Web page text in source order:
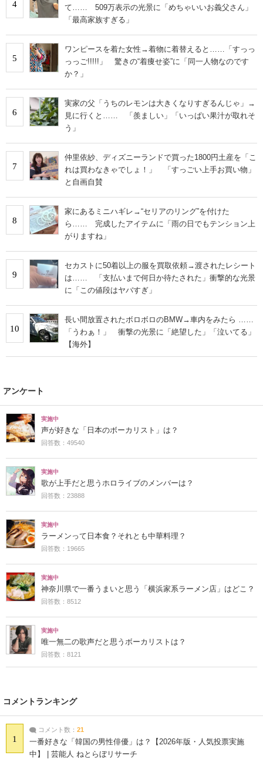
4
て…… 509万表示の光景に「めちゃいいお義父さん」
「最高家族すぎる」
5
ワンピースを着た女性→着物に着替えると……「すっっ
っっご!!!!!」 驚きの“着痩せ姿”に「同一人物なのです
か？」
6
実家の父「うちのレモンは大きくなりすぎるんじゃ」→
見に行くと…… 「羨ましい」「いっぱい果汁が取れそ
う」
7
仲里依紗、ディズニーランドで買った1800円土産を「こ
れは買わなきゃでしょ！」 「すっごい上手お買い物」
と自画自賛
8
家にあるミニハギレ→“セリアのリング”を付けた
ら…… 完成したアイテムに「雨の日でもテンション上
がりますね」
9
セカストに50着以上の服を買取依頼→渡されたレシート
は…… 「支払いまで何日か待たされた」衝撃的な光景
に「この値段はヤバすぎ」
10
長い間放置されたボロボロのBMW→車内をみたら ……
「うわぁ！」 衝撃の光景に「絶望した」「泣いてる」
【海外】
アンケート
実施中
声が好きな「日本のボーカリスト」は？
回答数：49540
実施中
歌が上手だと思うホロライブのメンバーは？
回答数：23888
実施中
ラーメンって日本食？それとも中華料理？
回答数：19665
実施中
神奈川県で一番うまいと思う「横浜家系ラーメン店」はどこ？
回答数：8512
実施中
唯一無二の歌声だと思うボーカリストは？
回答数：8121
コメントランキング
1
コメント数： 21
一番好きな「韓国の男性俳優」は？【2026年版・人気投票実施
中】 | 芸能人 ねとらぼリサーチ